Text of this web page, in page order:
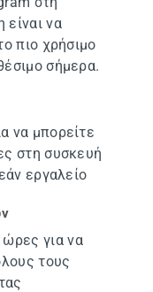
να
πιο χρήσιμο
σήμερα.
να μπορείτε
στη συσκευή
εργαλείο
για να
τους